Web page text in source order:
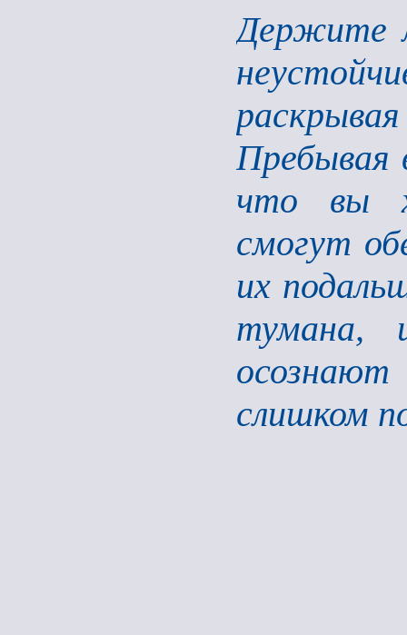
Держите
Пребывая
что вы
смогут
их
тумана,
слишком